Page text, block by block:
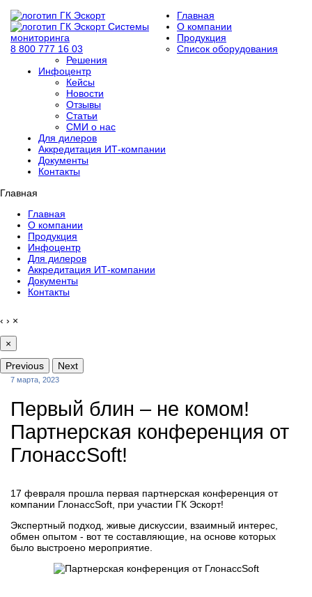
Системы
мониторинга
8 800 777 16 03
Главная
О компании
Продукция
Список оборудования
Решения
Инфоцентр
Кейсы
Новости
Отзывы
Статьи
СМИ о нас
Для дилеров
Аккредитация ИТ-компании
Документы
Контакты
Главная
Главная
О компании
Продукция
Инфоцентр
Для дилеров
Аккредитация ИТ-компании
Документы
Контакты
‹ › ×
×
Previous
Next
7 марта, 2023
Первый блин – не комом!
Партнерская конференция от
ГлонассSoft!
17 февраля прошла первая партнерская конференция от
компании ГлонассSoft, при участии ГК Эскорт!
Экспертный подход, живые дискуссии, взаимный интерес,
обмен опытом - вот те составляющие, на основе которых
было выстроено мероприятие.